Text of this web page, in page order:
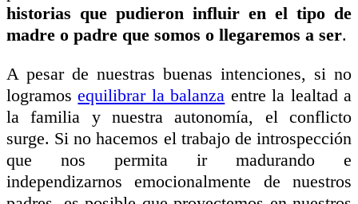
historias que pudieron influir en el tipo de
madre o padre que somos o llegaremos a ser.
A pesar de nuestras buenas intenciones, si no
logramosequilibrar la balanza entre la lealtad a
la familia y nuestra autonomía, el conflicto
surge. Si no hacemos el trabajo de introspección
que nos permita ir madurando e
independizarnos emocionalmente de nuestros